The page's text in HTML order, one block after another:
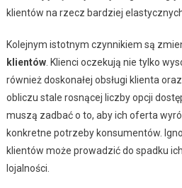
klientów na rzecz bardziej
Kolejnym istotnym czynnikiem są
klientów. Klienci oczekują nie tylko
również doskonałej obsługi klienta
obliczu stale rosnącej liczby opcji
muszą zadbać o to, aby ich oferta
konkretne potrzeby konsumentów.
klientów może prowadzić do spadku
lojalności.